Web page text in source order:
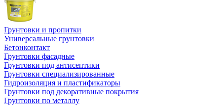
Грунтовки и пропитки
Универсальные грунтовки
Бетонконтакт
Грунтовки фасадные
Грунтовки под антисептики
Грунтовки специализированные
Гидроизоляция и пластификаторы
Грунтовки под декоративные покрытия
Грунтовки по металлу